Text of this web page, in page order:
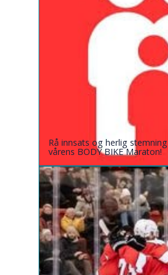
Rå innsats og herlig
vårens BODY BIKE Maraton!